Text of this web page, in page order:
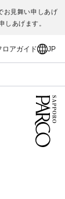
お見舞い申しあげ
しあげます。
ロアガイド JP